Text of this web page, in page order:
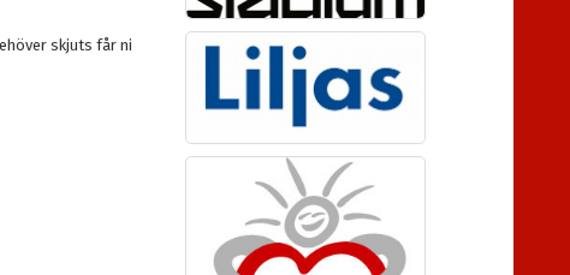
skjuts får ni